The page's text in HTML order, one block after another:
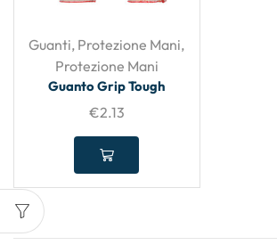
Guanti, Protezione Mani,
Protezione Mani
Guanto Grip Tough
€2.13